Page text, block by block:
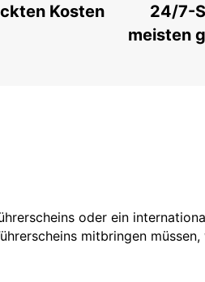
Kosten
24/7-
meisten
oder ein
mitbringen